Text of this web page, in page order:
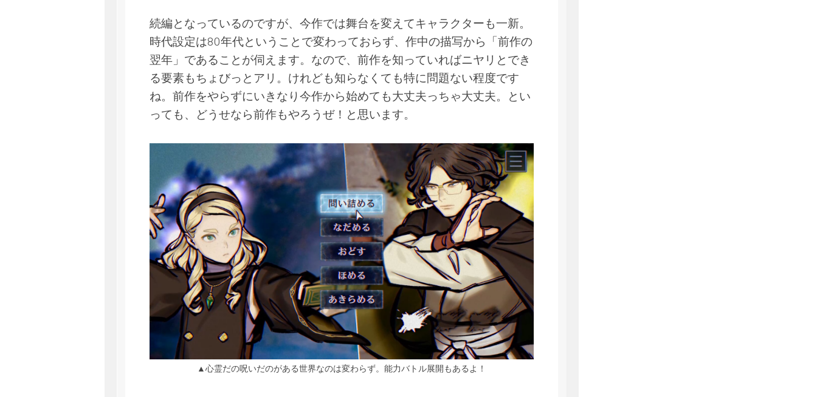
続編となっているのですが、今作では舞台を変えてキャラクターも一新。
時代設定は80年代ということで変わっておらず、作中の描写から「前作の
翌年」であることが伺えます。なので、前作を知っていればニヤリとでき
る要素もちょびっとアリ。けれども知らなくても特に問題ない程度です
ね。前作をやらずにいきなり今作から始めても大丈夫っちゃ大丈夫。とい
っても、どうせなら前作もやろうぜ！と思います。
▲心霊だの呪いだのがある世界なのは変わらず。能力バトル展開もあるよ！